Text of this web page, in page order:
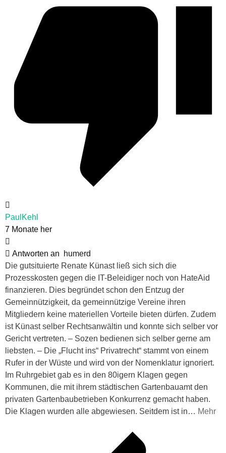
PaulKehl
7 Monate her
Antworten an
humerd
Die gutsituierte Renate Künast ließ sich sich die
Prozesskosten gegen die IT-Beleidiger noch von HateAid
finanzieren. Dies begründet schon den Entzug der
Gemeinnützigkeit, da gemeinnützige Vereine ihren
Mitgliedern keine materiellen Vorteile bieten dürfen. Zudem
ist Künast selber Rechtsanwältin und konnte sich selber vor
Gericht vertreten. – Sozen bedienen sich selber gerne am
liebsten. – Die „Flucht ins“ Privatrecht“ stammt von einem
Rufer in der Wüste und wird von der Nomenklatur ignoriert.
Im Ruhrgebiet gab es in den 80igern Klagen gegen
Kommunen, die mit ihrem städtischen Gartenbauamt den
privaten Gartenbaubetrieben Konkurrenz gemacht haben.
Die Klagen wurden alle abgewiesen. Seitdem ist in… Mehr